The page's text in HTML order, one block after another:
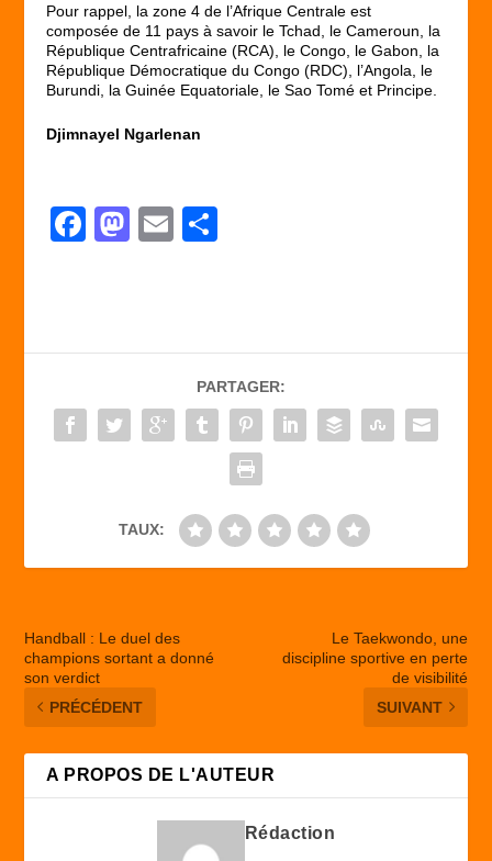
Pour rappel, la zone 4 de l’Afrique Centrale est
composée de 11 pays à savoir le Tchad, le Cameroun, la
République Centrafricaine (RCA), le Congo, le Gabon, la
République Démocratique du Congo (RDC), l’Angola, le
Burundi, la Guinée Equatoriale, le Sao Tomé et Principe.
Djimnayel Ngarlenan
F
b
o
o
M
d
o
n
E
er
PARTAGER:
TAUX:
Handball : Le duel des
champions sortant a donné
son verdict
PRÉCÉDENT
Le Taekwondo, une
discipline sportive en perte
de visibilité
SUIVANT
A PROPOS DE L'AUTEUR
Rédaction